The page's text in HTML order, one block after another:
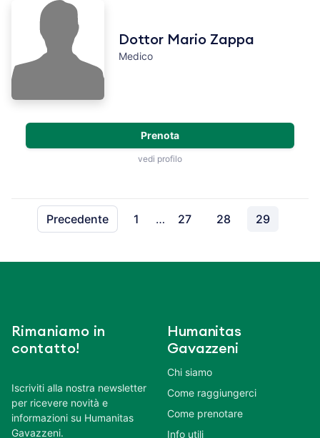
Dottor Mario Zappa
Medico
Prenota
vedi profilo
Precedente 1 … 27 28 29
Rimaniamo in
contatto!
Iscriviti alla nostra newsletter
per ricevere novità e
informazioni su Humanitas
Gavazzeni.
Humanitas
Gavazzeni
Chi siamo
Come raggiungerci
Come prenotare
Info utili